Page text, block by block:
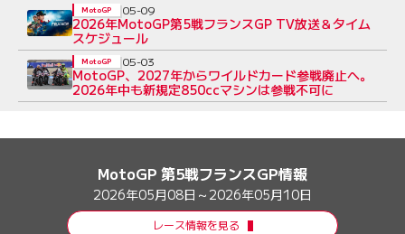
2026年MotoGP第5戦フランスGP TV放送＆タイム
スケジュール
MotoGP 05-09
MotoGP、2027年からワイルドカード参戦廃止へ。
2026年中も新規定850ccマシンは参戦不可に
MotoGP 05-03
MotoGP 第5戦フランスGP情報
2026年05月08日～2026年05月10日
レース情報を見る